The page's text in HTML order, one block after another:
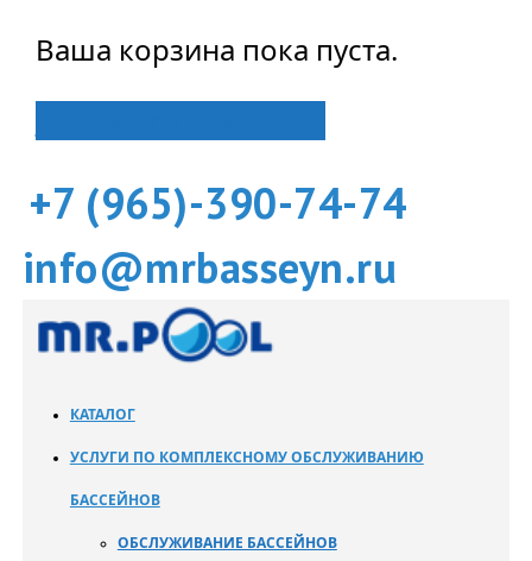
Ваша корзина пока пуста.
+7 (965)-390-74-74
info@mrbasseyn.ru
КАТАЛОГ
УСЛУГИ ПО КОМПЛЕКСНОМУ ОБСЛУЖИВАНИЮ
БАССЕЙНОВ
ОБСЛУЖИВАНИЕ БАССЕЙНОВ